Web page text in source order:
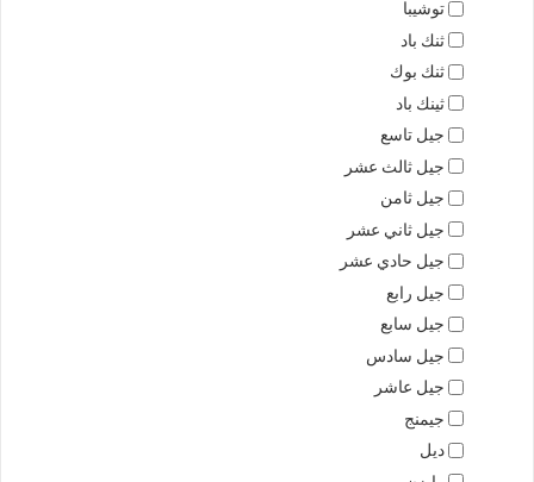
توشيبا
ثنك باد
ثنك بوك
ثينك باد
جيل تاسع
جيل ثالث عشر
جيل ثامن
جيل ثاني عشر
جيل حادي عشر
جيل رابع
جيل سابع
جيل سادس
جيل عاشر
جيمنج
ديل